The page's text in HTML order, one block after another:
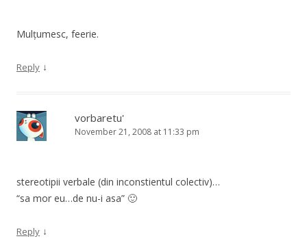
Mulțumesc, feerie.
Reply ↓
vorbaretu'
November 21, 2008 at 11:33 pm
stereotipii verbale (din inconstientul colectiv)…
“sa mor eu…de nu-i asa” 🙂
Reply ↓